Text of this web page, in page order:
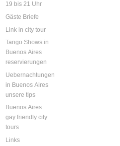
19 bis 21 Uhr
Gäste Briefe
Link in city tour
Tango Shows in
Buenos Aires
reservierungen
Uebernachtungen
in Buenos Aires
unsere tips
Buenos Aires
gay friendly city
tours
Links